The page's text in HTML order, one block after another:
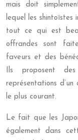
mais doit
lequel les shintoïstes
tout ce qui est
offrandes sont
faveurs et des
Ils proposent
représentations
le plus courant.
Le fait que les
également dans